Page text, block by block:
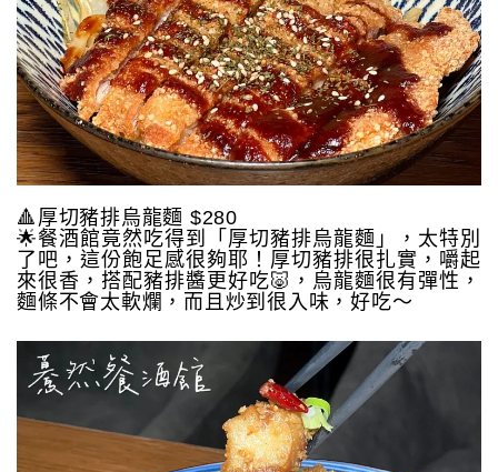
🔺厚切豬排烏龍麵 $280
🌟餐酒館竟然吃得到「厚切豬排烏龍麵」，太特別
了吧，這份飽足感很夠耶！厚切豬排很扎實，嚼起
來很香，搭配豬排醬更好吃🐷，烏龍麵很有彈性，
麵條不會太軟爛，而且炒到很入味，好吃～